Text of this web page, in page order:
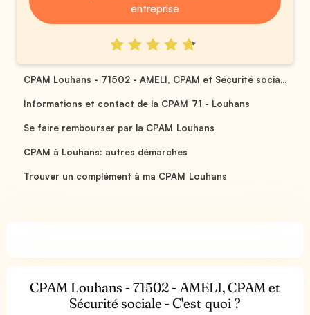
entreprise
CPAM Louhans - 71502 - AMELI, CPAM et Sécurité socia...
Informations et contact de la CPAM 71 - Louhans
Se faire rembourser par la CPAM Louhans
CPAM à Louhans: autres démarches
Trouver un complément à ma CPAM Louhans
CPAM Louhans - 71502 - AMELI, CPAM et
Sécurité sociale - C'est quoi ?